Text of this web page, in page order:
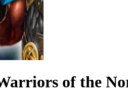
of the